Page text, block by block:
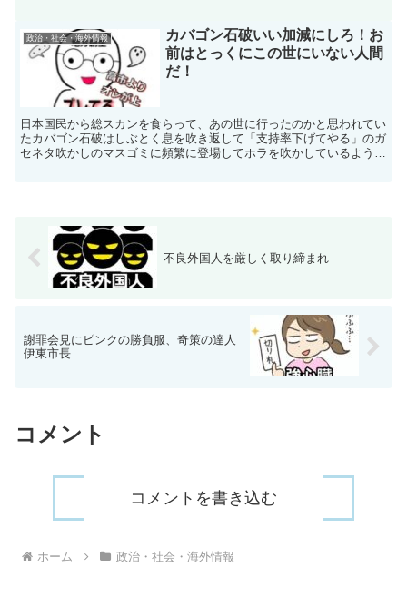
政治・社会・海外情報
カバゴン石破いい加減にしろ！お
前はとっくにこの世にいない人間
だ！
日本国民から総スカンを食らって、あの世に行ったのかと思われてい
たカバゴン石破はしぶとく息を吹き返して「支持率下げてやる」のガ
セネタ吹かしのマスゴミに頻繁に登場してホラを吹かしているような
不良外国人を厳しく取り締まれ
謝罪会見にピンクの勝負服、奇策の達人
伊東市長
コメント
コメントを書き込む
ホーム 政治・社会・海外情報